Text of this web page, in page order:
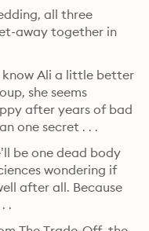
all three
away together in
know Ali a little better
she seems
after years of bad
one secret . . .
be one dead body
wondering if
after all. Because
.